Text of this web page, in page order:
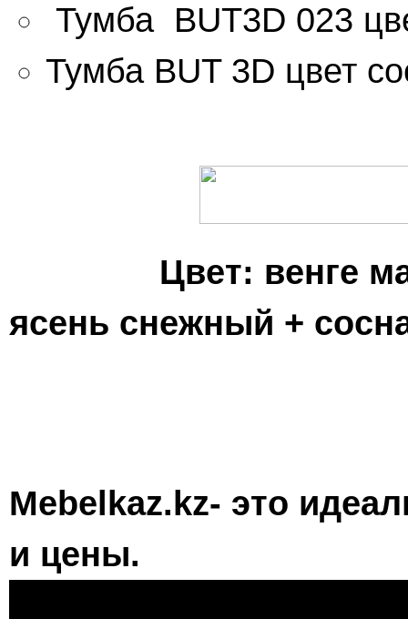
Тумба BUT3D 023
Тумба BUT 3D цвет
Цвет:
ясень снежный +
Mebelkaz.kz- это
и цены.